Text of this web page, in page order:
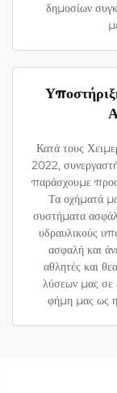
δημοσίων
Κατά τους
2022,
παράσχουμε
Τα οχήματά
συστήματα
υδραυλικούς
ασφαλή και
αθλητές και
λύσεων μας σε
φήμη μας ως